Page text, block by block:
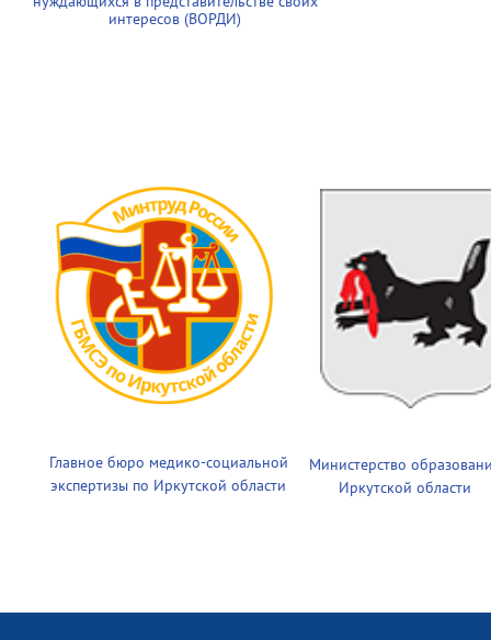
интересов (ВОРДИ)
Главное бюро медико-социальной
экспертизы по Иркутской области
Министерство
Иркутской области